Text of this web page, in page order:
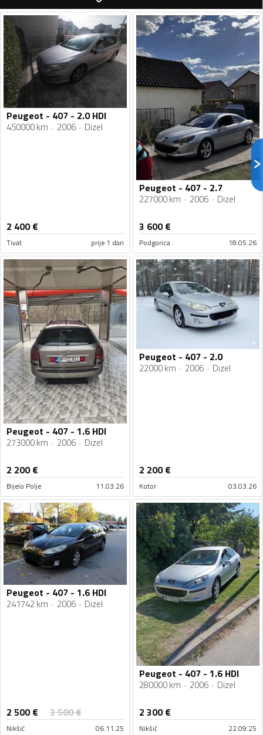
Peugeot - 407 - 2.0 HDI
450000 km 2006 Dizel
2 400€
Tivat prije 1 dan
Peugeot - 407 - 2.7
227000 km 2006 Dizel
3 600€
Podgorica 18.05.26
Peugeot - 407 - 1.6 HDI
273000 km 2006 Dizel
2 200€
Bijelo Polje 11.03.26
Peugeot - 407 - 2.0
22000 km 2006 Dizel
2 200€
Kotor 03.03.26
Peugeot - 407 - 1.6 HDI
241742 km 2006 Dizel
2 500€ 3 500€
Nikšić 06.11.25
Peugeot - 407 - 1.6 HDI
280000 km 2006 Dizel
2 300€
Nikšić 22.09.25